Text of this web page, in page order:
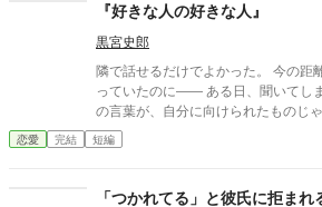
『好きな人の好きな人』
黒宮史郎
隣で話せるだけでよかった。 今の距離の
っていたのに―― ある日、聞いてしまった。 「好きなんだ」 そ
の言葉が、自分に向けられたものじゃないこと
きな人が、自分じゃない。 苦しくて、切なくて、それでも離れら
れない。 これは、隣の席から始まっ
恋愛 完結 短編
「つかれてる」と彼氏に拒まれ